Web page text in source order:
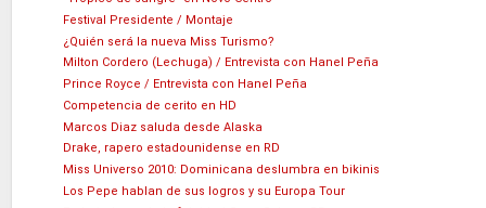
Festival Presidente / Montaje
¿Quién será la nueva Miss Turismo?
Milton Cordero (Lechuga) / Entrevista con Hanel Peña
Prince Royce / Entrevista con Hanel Peña
Competencia de cerito en HD
Marcos Diaz saluda desde Alaska
Drake, rapero estadounidense en RD
Miss Universo 2010: Dominicana deslumbra en bikinis
Los Pepe hablan de sus logros y su Europa Tour